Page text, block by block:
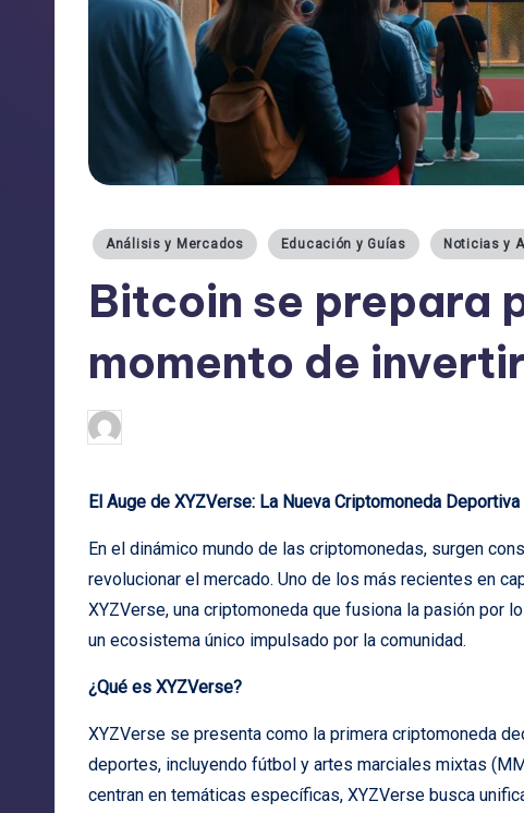
Publicado
Análisis y Mercados Educación y Guías Noticias y
Bitcoin se prepara
momento de
Publicado
por
El Auge de XYZVerse: La Nueva Criptomoneda
En el dinámico mundo de las criptomonedas, surgen
revolucionar el mercado. Uno de los más recientes en
XYZVerse, una criptomoneda que fusiona la pasión por
un ecosistema único impulsado por la comunidad.
¿Qué es XYZVerse?
XYZVerse se presenta como la primera criptomoneda
deportes, incluyendo fútbol y artes marciales mixtas
centran en temáticas específicas, XYZVerse busca